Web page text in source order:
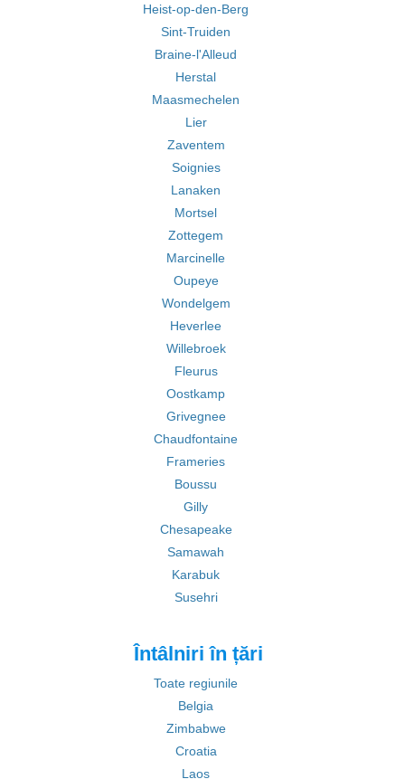
Heist-op-den-Berg
Sint-Truiden
Braine-l'Alleud
Herstal
Maasmechelen
Lier
Zaventem
Soignies
Lanaken
Mortsel
Zottegem
Marcinelle
Oupeye
Wondelgem
Heverlee
Willebroek
Fleurus
Oostkamp
Grivegnee
Chaudfontaine
Frameries
Boussu
Gilly
Chesapeake
Samawah
Karabuk
Susehri
Întâlniri în țări
Toate regiunile
Belgia
Zimbabwe
Croatia
Laos